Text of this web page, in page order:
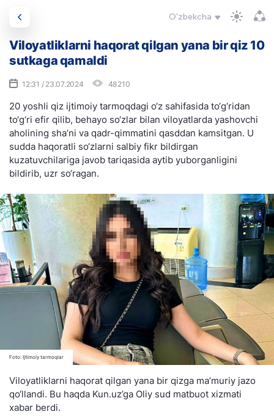
O'zbekcha
Viloyatliklarni haqorat qilgan yana bir qiz 10
sutkaga qamaldi
12:31 / 23.07.2024 48210
20 yoshli qiz ijtimoiy tarmoqdagi o‘z sahifasida to‘g‘ridan
to‘g‘ri efir qilib, behayo so‘zlar bilan viloyatlarda yashovchi
aholining sha’ni va qadr-qimmatini qasddan kamsitgan. U
sudda haqoratli so‘zlarni salbiy fikr bildirgan
kuzatuvchilariga javob tariqasida aytib yuborganligini
bildirib, uzr so‘ragan.
Foto: Ijtimoiy tarmoqlar
Viloyatliklarni haqorat qilgan yana bir qizga ma’muriy jazo
qo‘llandi. Bu haqda Kun.uz’ga Oliy sud matbuot xizmati
xabar berdi.